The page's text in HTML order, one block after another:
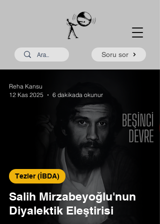
Soru sor
Salih Mirzabeyoğlu'nun
Diyalektik Eleştirisi
Tezler (İBDA)
Reha Kansu
12 Kas 2025
6 dakikada okunur